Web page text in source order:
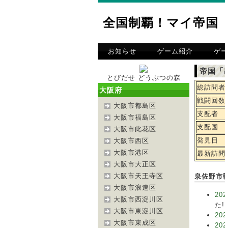
全国制覇！マイ帝国
お知らせ ゲーム紹介 ゲ
とびだせ どうぶつの森
大阪府
大阪市都島区
大阪市福島区
大阪市此花区
大阪市西区
大阪市港区
大阪市大正区
大阪市天王寺区
大阪市浪速区
大阪市西淀川区
大阪市東淀川区
大阪市東成区
帝国
総訪問
戦闘回数
支配者
支配国
発見日
最新訪問
泉佐野市
た!